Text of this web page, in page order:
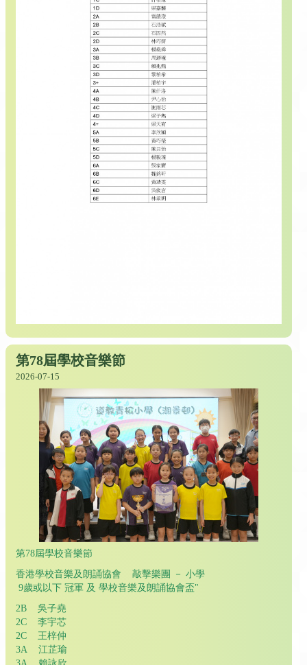
第78屆學校音樂節
2026-07-15
第78屆學校音樂節
香港學校音樂及朗誦協會 敲擊樂團 － 小學
9歲或以下 冠軍 及 學校音樂及朗誦協會盃"
2B 吳子堯
2C 李宇芯
2C 王梓仲
3A 江芷瑜